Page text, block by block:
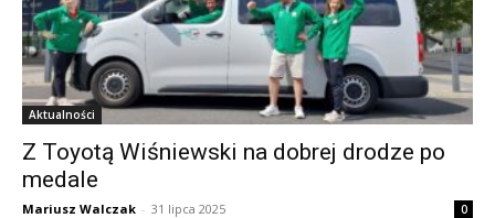
Aktualności
Z Toyotą Wiśniewski na dobrej drodze po
medale
Mariusz Walczak - 31 lipca 2025 0